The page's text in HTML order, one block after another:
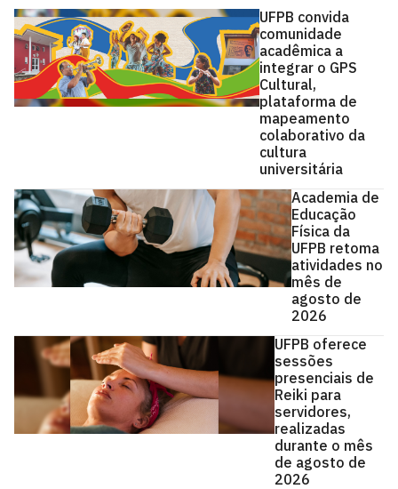
UFPB convida
comunidade
acadêmica a
integrar o GPS
Cultural,
plataforma de
mapeamento
colaborativo da
cultura
universitária
Academia de
Educação
Física da
UFPB retoma
atividades no
mês de
agosto de
2026
UFPB oferece
sessões
presenciais de
Reiki para
servidores,
realizadas
durante o mês
de agosto de
2026